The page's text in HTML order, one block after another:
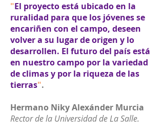
"El proyecto está ubicado en la
ruralidad para que los jóvenes se
encariñen con el campo, deseen
volver a su lugar de origen y lo
desarrollen. El futuro del país está
en nuestro campo por la variedad
de climas y por la riqueza de las
tierras".
Hermano Niky Alexánder Murcia
Rector de la Universidad de La Salle.